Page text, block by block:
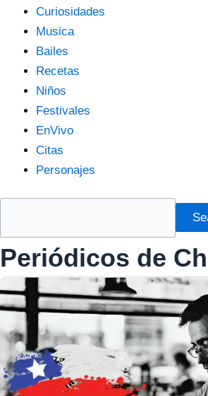
Curiosidades
Musica
Bailes
Recetas
Niños
Festivales
EnVivo
Citas
Personajes
Periódicos de